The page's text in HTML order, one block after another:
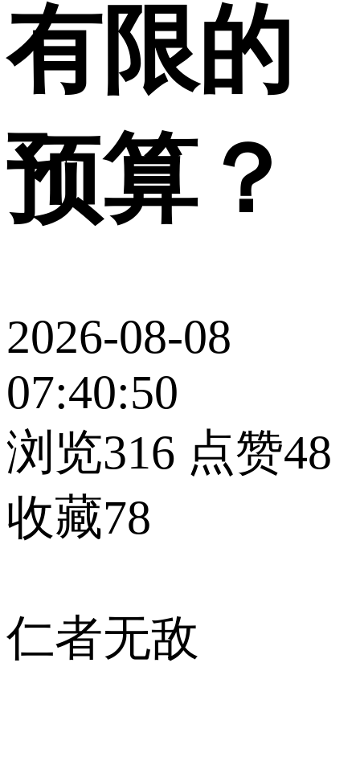
有限的
预算？
2026-08-08
07:40:50
浏览316 点赞48
收藏78
仁者无敌